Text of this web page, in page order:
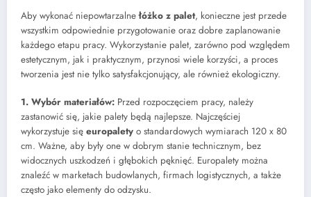
Aby wykonać niepowtarzalnełóżko z palet, konieczne jest przede
wszystkim odpowiednie przygotowanie oraz dobre zaplanowanie
każdego etapu pracy. Wykorzystanie palet, zarówno pod względem
estetycznym, jak i praktycznym, przynosi wiele korzyści, a proces
tworzenia jest nie tylko satysfakcjonujący, ale również ekologiczny.
1. Wybór materiałów: Przed rozpoczęciem pracy, należy
zastanowić się, jakie palety będą najlepsze. Najczęściej
wykorzystuje się europalety o standardowych wymiarach 120 x 80
cm. Ważne, aby były one w dobrym stanie technicznym, bez
widocznych uszkodzeń i głębokich pęknięć. Europalety można
znaleźć w marketach budowlanych, firmach logistycznych, a także
często jako elementy do odzysku.